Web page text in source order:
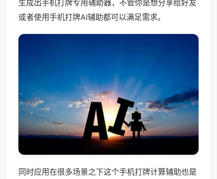
生成出手机打牌专用辅助器，不管你是想分享给好友
或者使用手机打牌AI辅助都可以满足需求。
同时应用在很多场景之下这个手机打牌计算辅助也是